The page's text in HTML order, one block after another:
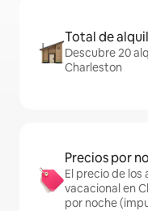
Total de
Descubre 20
Charleston
Precios por
El precio de
vacacional en
por noche